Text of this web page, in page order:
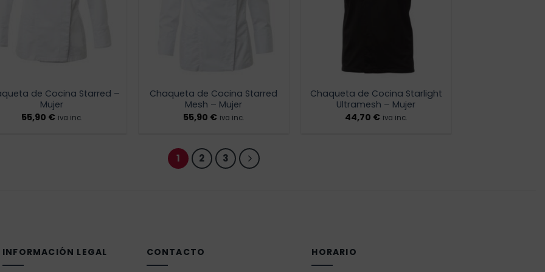
de Cocina Starred –
Mujer
55,90 € iva inc.
Chaqueta de Cocina Starred
Mesh – Mujer
55,90 € iva inc.
Chaqueta de Cocina Starlight
Ultramesh – Mujer
44,70 € iva inc.
1 2 3
INFORMACIÓN LEGAL CONTACTO HORARIO